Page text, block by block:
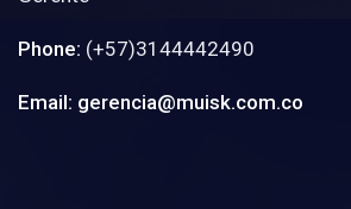
Phone: (+57)3144442490
Email: gerencia@muisk.com.co